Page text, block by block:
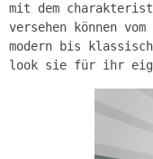
mit dem
versehen können
modern bis
look sie für ihr